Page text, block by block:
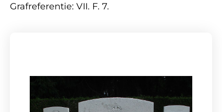
Grafreferentie: VII. F. 7.